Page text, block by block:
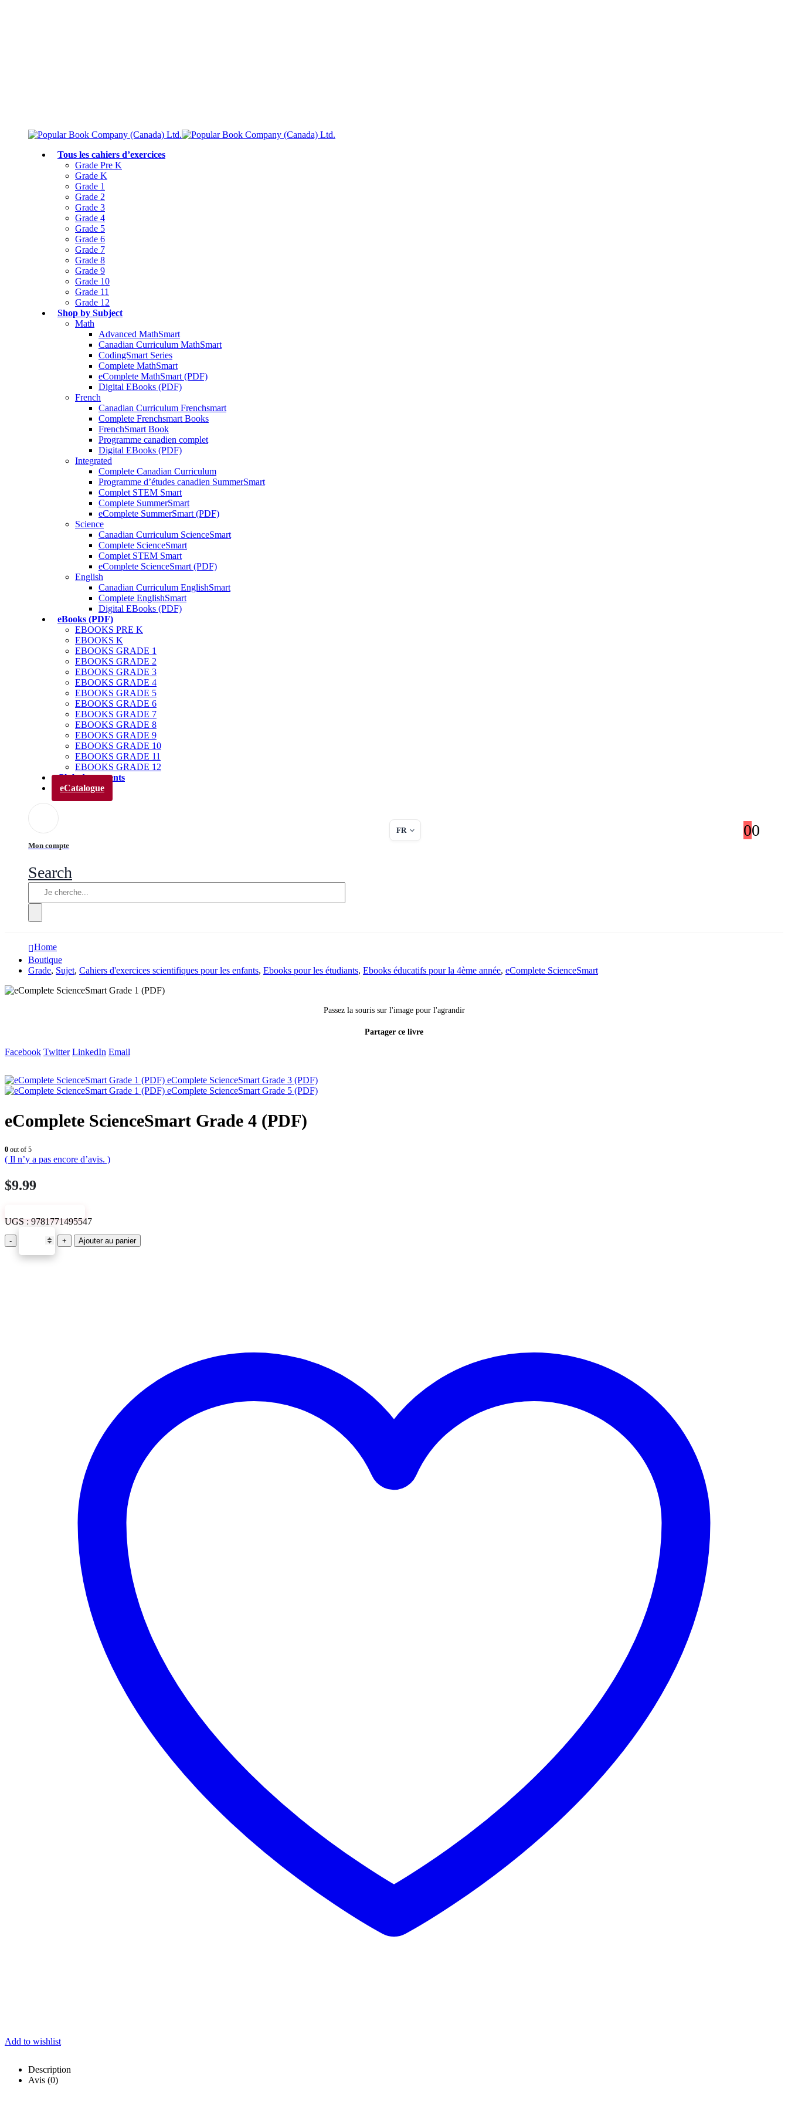
Tous les cahiers d’exercices
Grade Pre K
Grade K
Grade 1
Grade 2
Grade 3
Grade 4
Grade 5
Grade 6
Grade 7
Grade 8
Grade 9
Grade 10
Grade 11
Grade 12
Shop by Subject
Math
Advanced MathSmart
Canadian Curriculum MathSmart
CodingSmart Series
Complete MathSmart
eComplete MathSmart (PDF)
Digital EBooks (PDF)
French
Canadian Curriculum Frenchsmart
Complete Frenchsmart Books
FrenchSmart Book
Programme canadien complet
Digital EBooks (PDF)
Integrated
Complete Canadian Curriculum
Programme d’études canadien SummerSmart
Complet STEM Smart
Complete SummerSmart
eComplete SummerSmart (PDF)
Science
Canadian Curriculum ScienceSmart
Complete ScienceSmart
Complet STEM Smart
eComplete ScienceSmart (PDF)
English
Canadian Curriculum EnglishSmart
Complete EnglishSmart
Digital EBooks (PDF)
eBooks (PDF)
EBOOKS PRE K
EBOOKS K
EBOOKS GRADE 1
EBOOKS GRADE 2
EBOOKS GRADE 3
EBOOKS GRADE 4
EBOOKS GRADE 5
EBOOKS GRADE 6
EBOOKS GRADE 7
EBOOKS GRADE 8
EBOOKS GRADE 9
EBOOKS GRADE 10
EBOOKS GRADE 11
EBOOKS GRADE 12
Club des parents
eCatalogue
Mon compte
FR 00
Search
Home
Boutique
Grade, Sujet, Cahiers d'exercices scientifiques pour les enfants, Ebooks pour les étudiants, Ebooks éducatifs pour la 4ème année, eComplete ScienceSmart
Passez la souris sur l'image pour l'agrandir
Partager ce livre
Facebook Twitter LinkedIn Email
eComplete ScienceSmart Grade 3 (PDF)
eComplete ScienceSmart Grade 5 (PDF)
eComplete ScienceSmart Grade 4 (PDF)
0 out of 5
( Il n’y a pas encore d’avis. )
$9.99
UGS :9781771495547
- + Ajouter au panier
Add to wishlist
Description
Avis (0)